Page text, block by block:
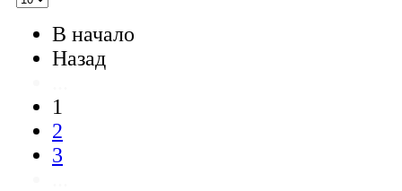
В начало
Назад
1
2
3